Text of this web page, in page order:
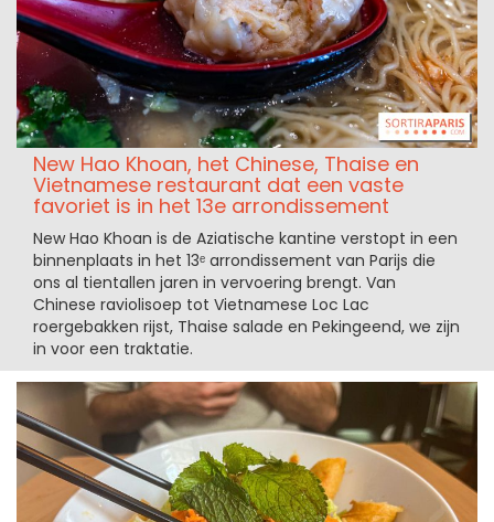
New Hao Khoan, het Chinese, Thaise en
Vietnamese restaurant dat een vaste
favoriet is in het 13e arrondissement
New Hao Khoan is de Aziatische kantine verstopt in een
binnenplaats in het 13ᵉ arrondissement van Parijs die
ons al tientallen jaren in vervoering brengt. Van
Chinese raviolisoep tot Vietnamese Loc Lac
roergebakken rijst, Thaise salade en Pekingeend, we zijn
in voor een traktatie.